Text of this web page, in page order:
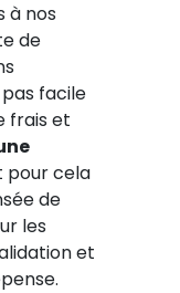
à nos
de
facile
frais et
pour cela
de
les
et